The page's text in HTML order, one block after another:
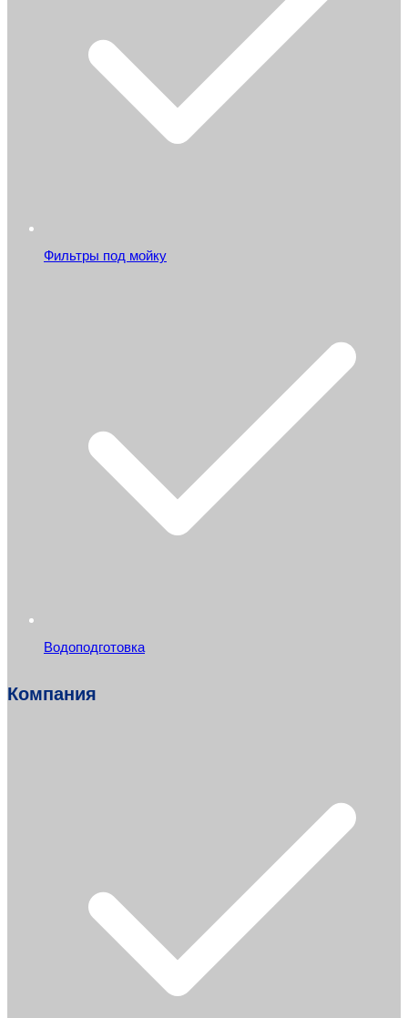
Фильтры под мойку
Водоподготовка
Компания